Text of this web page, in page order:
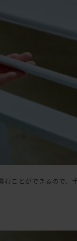
ことができるので、